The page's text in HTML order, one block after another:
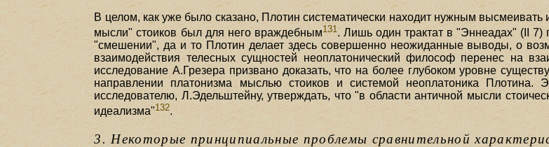
В целом, как уже было сказано, Плотин систематически находит нужным высмеивать
мысли" стоиков был для него враждебным131. Лишь один трактат в "Эннеадах" (II 7)
"смешении", да и то Плотин делает здесь совершенно неожиданные выводы, о
взаимодействия телесных сущностей неоплатонический философ перенес на
исследование А.Грезера призвано доказать, что на более глубоком уровне
направлении платонизма мыслью стоиков и системой неоплатоника Плотина.
исследователю, Л.Эдельштейну, утверждать, что "в области античной мысли
идеализма"132.
3. Некоторые принципиальные проблемы сравнительной